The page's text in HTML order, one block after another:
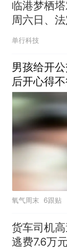
临港梦栖
周六日、
全体个人游
单行科技
男孩给开
后开心得
氧气周末 6跟贴
货车司机高
逃费7.6万